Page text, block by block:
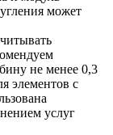
может
не менее 0,3
элементов с
услуг